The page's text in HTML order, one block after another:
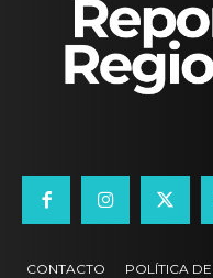
CONTACTO POLÍTICA